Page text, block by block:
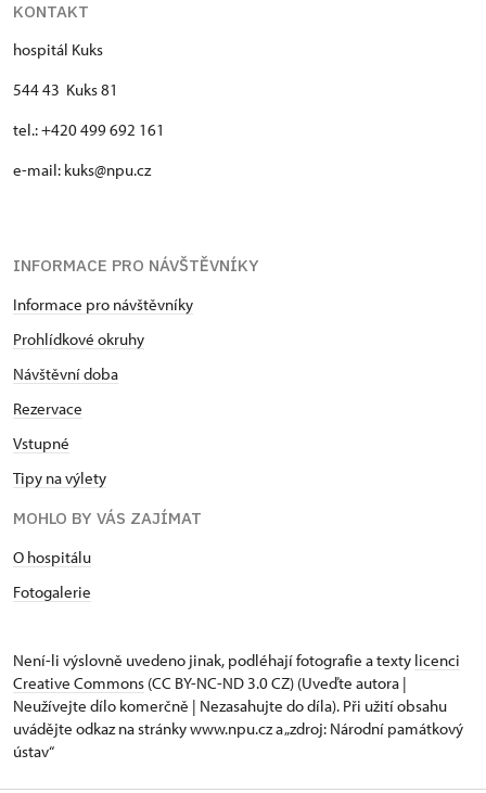
KONTAKT
hospitál Kuks
544 43 Kuks 81
tel.: +420 499 692 161
e-mail: kuks@npu.cz
INFORMACE PRO NÁVŠTĚVNÍKY
Informace pro návštěvníky
Prohlídkové okruhy
Návštěvní doba
Rezervace
Vstupné
Tipy na výlety
MOHLO BY VÁS ZAJÍMAT
O hospitálu
Fotogalerie
Není-li výslovně uvedeno jinak, podléhají fotografie a texty licenci
Creative Commons (CC BY-NC-ND 3.0 CZ) (Uveďte autora |
Neužívejte dílo komerčně | Nezasahujte do díla). Při užití obsahu
uvádějte odkaz na stránky www.npu.cz a „zdroj: Národní památkový
ústav“